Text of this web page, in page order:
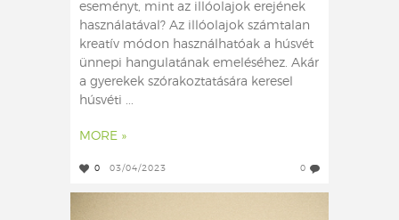
eseményt, mint az illóolajok erejének
használatával? Az illóolajok számtalan
kreatív módon használhatóak a húsvét
ünnepi hangulatának emeléséhez. Akár
a gyerekek szórakoztatására keresel
húsvéti ...
MORE »
0 03/04/2023 0